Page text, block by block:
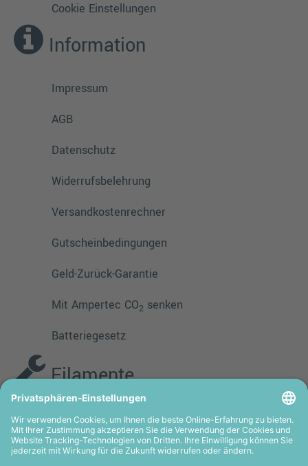
Cookie Einstellungen
Information
Impressum
AGB
Datenschutz
Widerrufsbelehrung
Versandkostenrechner
Gutscheinbedingungen
Geld-Zurück-Garantie
Mit Ampertec CO2 senken
Batteriegesetz
Filamente
ASA PLA HIPS PMMA PETG PVA TPE